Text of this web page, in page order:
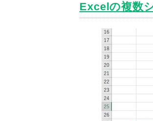
Excelの複数